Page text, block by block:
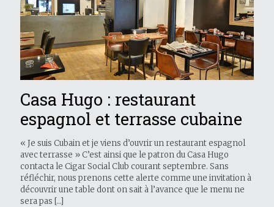
Casa Hugo : restaurant
espagnol et terrasse cubaine
« Je suis Cubain et je viens d’ouvrir un restaurant espagnol
avec terrasse » C’est ainsi que le patron du Casa Hugo
contacta le Cigar Social Club courant septembre. Sans
réfléchir, nous prenons cette alerte comme une invitation à
découvrir une table dont on sait à l’avance que le menu ne
sera pas […]